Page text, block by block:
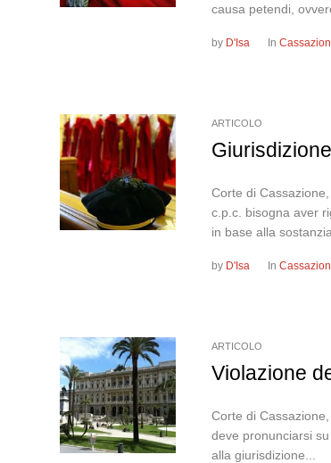
causa petendi,
by D'Isa In
ARTICOLO
Corte di
c.p.c. bisogna aver
in base alla
by D'Isa In
ARTICOLO
Violazione
Corte di
deve pronunciarsi
alla giurisdizione...